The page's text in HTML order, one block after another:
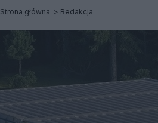
Strona główna Redakcja